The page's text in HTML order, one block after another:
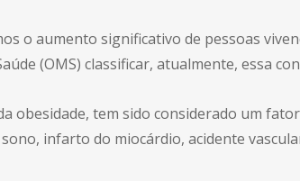
o aumento significativo de pessoas
(OMS) classificar, atualmente, essa
obesidade, tem sido considerado um
infarto do miocárdio, acidente